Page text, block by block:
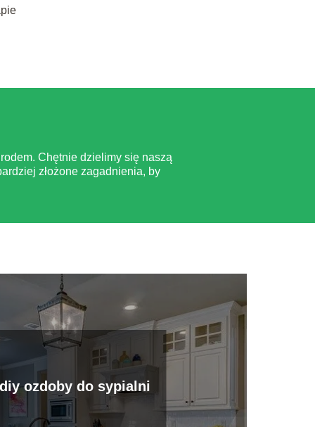
Chętnie dzielimy się naszą
złożone zagadnienia, by
ozdoby do sypialni